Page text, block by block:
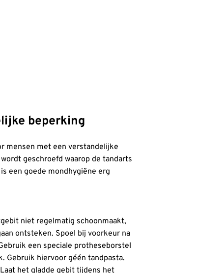
beperking
mensen met een verstandelijke
geschroefd waarop de tandarts
een goede mondhygiëne erg
niet regelmatig schoonmaakt,
ontsteken. Spoel bij voorkeur na
een speciale protheseborstel
Gebruik hiervoor géén tandpasta.
het gladde gebit tijdens het